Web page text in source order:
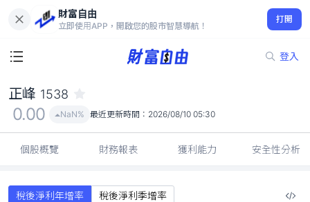
財富自由
立即使用APP，開啟您的股市智慧導航！
打開
登入
0.00
NaN%
正峰 1538
0.00 NaN% 最近更新時間： 2026/08/10 05:30
個股概覽 財務報表 獲利能力 安全性分析
稅後淨利年增率 稅後淨利季增率